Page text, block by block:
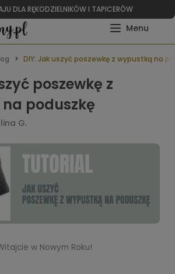
DLA RĘKODZIELNIKÓW I TAPICERÓW
DIY: Jak uszyć poszewkę z wypustką na
poszewkę z
poduszkę
G.
w Nowym Roku!